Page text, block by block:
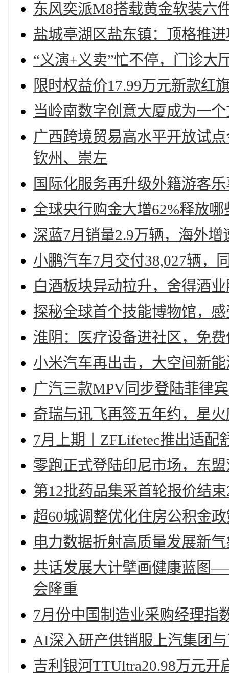
东风奕派M8搭载黄金软装六
盐城亭湖区盐东镇：顶格推
“义演+义卖”忙不停，门诊大
限时权益价17.99万元新款红
当岭南数字创意大厦成为一
广西跨境贸易高水平开放试
钦州、崇左
国际化服务再升级外籍游客乐
全球央行购金大增62%释放
深蓝7月销量2.9万辆，海外增
小鹏汽车7月交付38,027辆，
白酒板块异动拉升，舍得酒
探秘全球首个技能博物馆，
淮阴：医疗设备进社区，免
小米汽车再出击，大空间新
广汽三款MPV同步登陆菲律
奇瑞与讯飞再签五年约，星
7月上期〡ZFLifetec推出适配
零跑正式登陆印尼市场，东
第12批药品集采首轮报价结
超60城调整优化住房公积金
电力数据折射高质量发展新
共话发展大计擘画健康蓝图
会隆重
7月份中国制造业采购经理指
AI深入研产供销服上汽集团
吉利银河TTUltra20.98万元